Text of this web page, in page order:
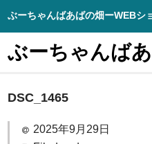
ぶーちゃんばあばの畑ーWEBシ
ぶーちゃんば
野菜販売
生産野菜の紹介
DSC_1465
2025年9月29日